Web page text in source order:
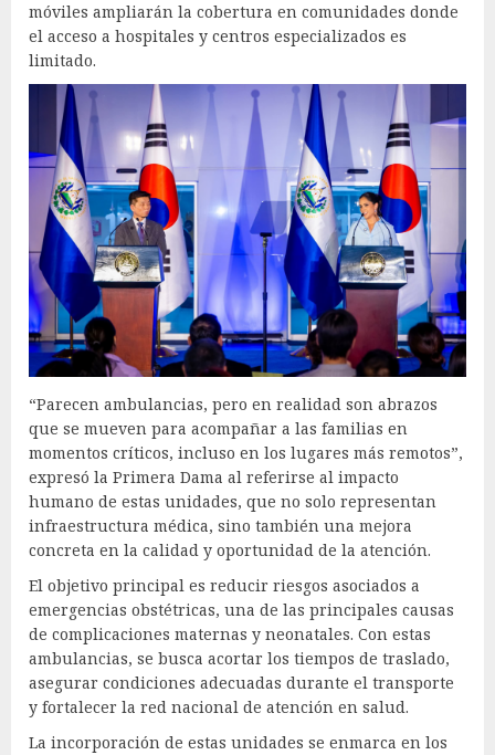
móviles ampliarán la cobertura en comunidades donde
el acceso a hospitales y centros especializados es
limitado.
“Parecen ambulancias, pero en realidad son abrazos
que se mueven para acompañar a las familias en
momentos críticos, incluso en los lugares más remotos”,
expresó la Primera Dama al referirse al impacto
humano de estas unidades, que no solo representan
infraestructura médica, sino también una mejora
concreta en la calidad y oportunidad de la atención.
El objetivo principal es reducir riesgos asociados a
emergencias obstétricas, una de las principales causas
de complicaciones maternas y neonatales. Con estas
ambulancias, se busca acortar los tiempos de traslado,
asegurar condiciones adecuadas durante el transporte
y fortalecer la red nacional de atención en salud.
La incorporación de estas unidades se enmarca en los